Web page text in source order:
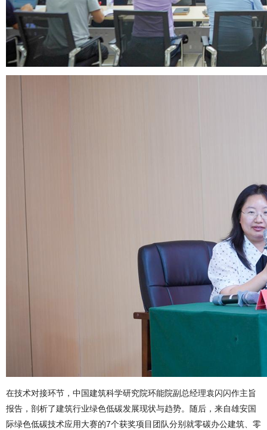
在技术对接环节，中国建筑科学研究院环能院副总经理袁闪闪作主旨
报告，剖析了建筑行业绿色低碳发展现状与趋势。随后，来自雄安国
际绿色低碳技术应用大赛的7个获奖项目团队分别就零碳办公建筑、零